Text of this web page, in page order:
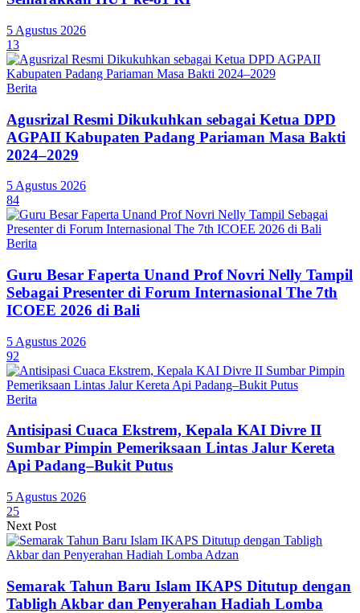
5 Agustus 2026
13
Berita
Agusrizal Resmi Dikukuhkan sebagai Ketua DPD
AGPAII Kabupaten Padang Pariaman Masa Bakti
2024–2029
5 Agustus 2026
84
Berita
Guru Besar Faperta Unand Prof Novri Nelly Tampil
Sebagai Presenter di Forum Internasional The 7th
ICOEE 2026 di Bali
5 Agustus 2026
92
Berita
Antisipasi Cuaca Ekstrem, Kepala KAI Divre II
Sumbar Pimpin Pemeriksaan Lintas Jalur Kereta
Api Padang–Bukit Putus
5 Agustus 2026
25
Next Post
Semarak Tahun Baru Islam IKAPS Ditutup dengan
Tabligh Akbar dan Penyerahan Hadiah Lomba